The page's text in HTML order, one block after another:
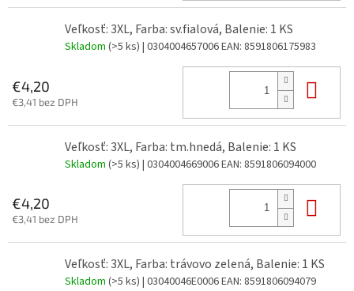
Veľkosť: 3XL, Farba: sv.fialová, Balenie: 1 KS
Skladom (>5 ks) | 0304004657006EAN: 8591806175983
€4,20
€3,41 bez DPH
Veľkosť: 3XL, Farba: tm.hnedá, Balenie: 1 KS
Skladom (>5 ks) | 0304004669006EAN: 8591806094000
€4,20
€3,41 bez DPH
Veľkosť: 3XL, Farba: trávovo zelená, Balenie: 1 KS
Skladom (>5 ks) | 03040046E0006EAN: 8591806094079